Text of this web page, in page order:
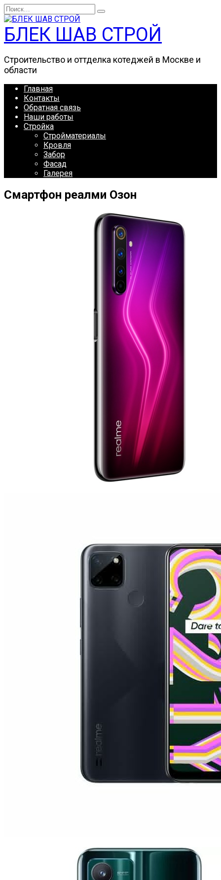
Перейти
к
содержанию
Search
for:
БЛЕК ШАВ СТРОЙ
Строительство и оттделка котеджей в Москве и
области
Главная
Контакты
Обратная связь
Наши работы
Стройка
Стройматериалы
Кровля
Забор
Фасад
Галерея
Смартфон реалми Озон